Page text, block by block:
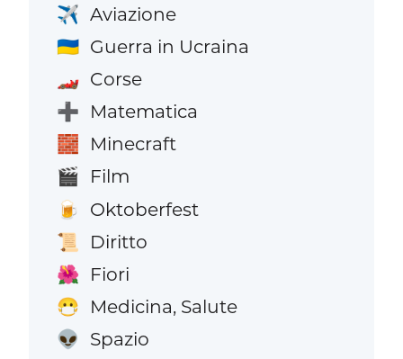
✈️ Aviazione
🇺🇦 Guerra in Ucraina
🏎️ Corse
➕ Matematica
🧱 Minecraft
🎬 Film
🍺 Oktoberfest
📜 Diritto
🌺 Fiori
😷 Medicina, Salute
👽 Spazio